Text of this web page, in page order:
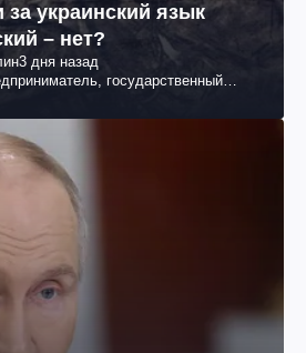
украинский язык
– нет?
3 дня назад
государственный